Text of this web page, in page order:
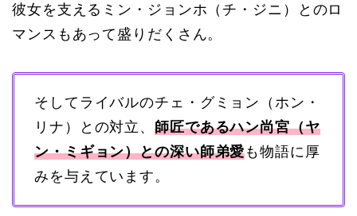
彼女を支えるミン・ジョンホ（チ・ジニ）とのロ
マンスもあって盛りだくさん。
そしてライバルのチェ・グミョン（ホン・
リナ）との対立、師匠であるハン尚宮（ヤ
ン・ミギョン）との深い師弟愛も物語に厚
みを与えています。​